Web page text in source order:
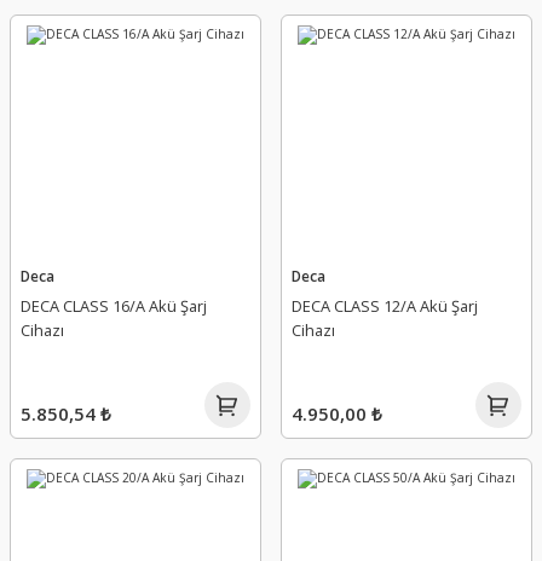
Deca
DECA CLASS 16/A Akü Şarj
Cihazı
5.850,54 ₺
Deca
DECA CLASS 12/A Akü Şarj
Cihazı
4.950,00 ₺